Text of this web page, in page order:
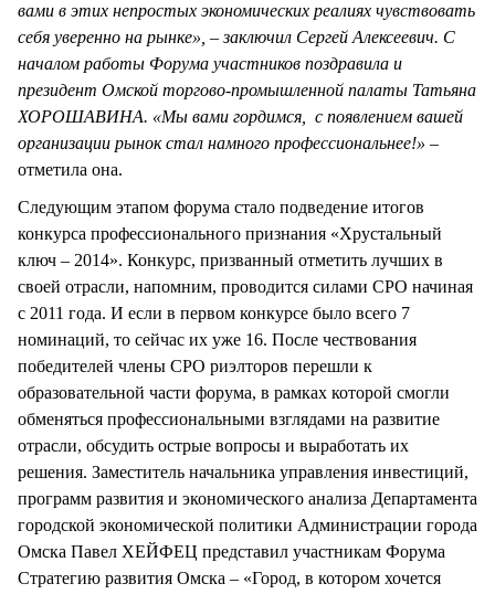
вами в этих непростых экономических реалиях чувствовать
себя уверенно на рынке», – заключил Сергей Алексеевич. С
началом работы Форума участников поздравила и
президент Омской торгово-промышленной палаты Татьяна
ХОРОШАВИНА. «Мы вами гордимся, с появлением вашей
организации рынок стал намного профессиональнее!» –
отметила она.
Следующим этапом форума стало подведение итогов
конкурса профессионального признания «Хрустальный
ключ – 2014». Конкурс, призванный отметить лучших в
своей отрасли, напомним, проводится силами СРО начиная
с 2011 года. И если в первом конкурсе было всего 7
номинаций, то сейчас их уже 16. После чествования
победителей члены СРО риэлторов перешли к
образовательной части форума, в рамках которой смогли
обменяться профессиональными взглядами на развитие
отрасли, обсудить острые вопросы и выработать их
решения. Заместитель начальника управления инвестиций,
программ развития и экономического анализа Департамента
городской экономической политики Администрации города
Омска Павел ХЕЙФЕЦ представил участникам Форума
Стратегию развития Омска – «Город, в котором хочется